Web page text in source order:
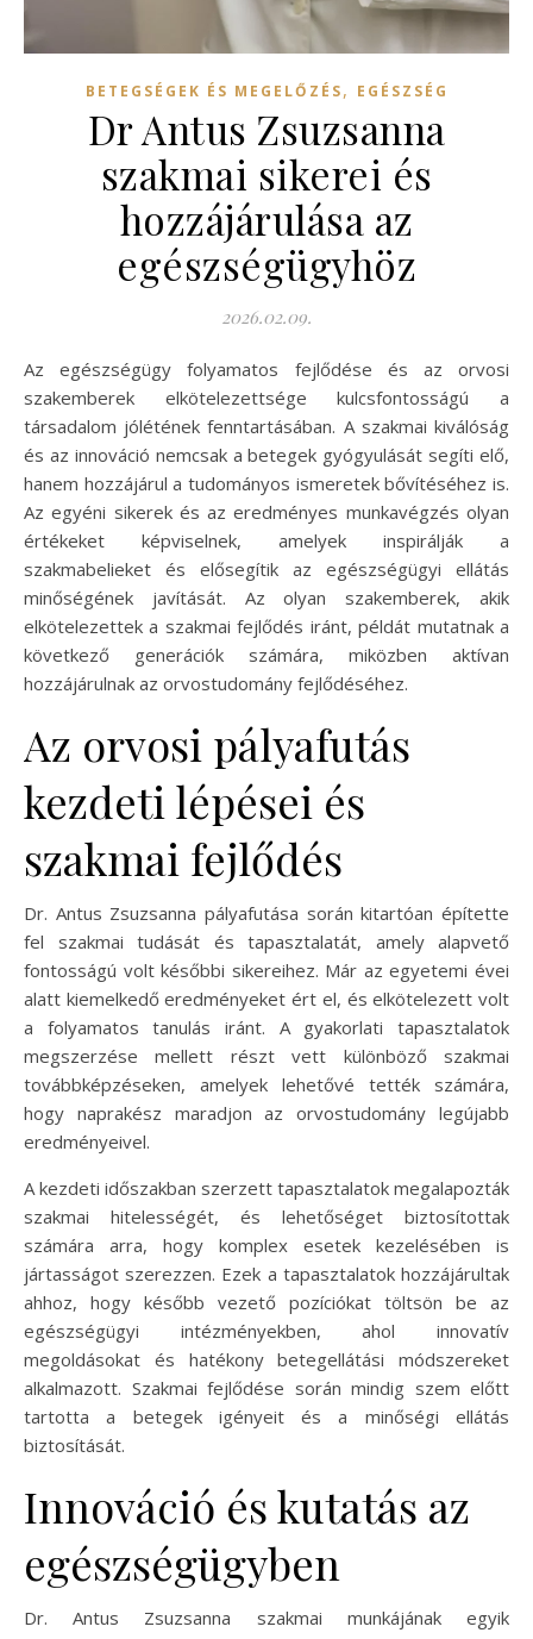
BETEGSÉGEK ÉS MEGELŐZÉS, EGÉSZSÉG
Dr Antus Zsuzsanna
szakmai sikerei és
hozzájárulása az
egészségügyhöz
2026.02.09.
Az egészségügy folyamatos fejlődése és az orvosi
szakemberek elkötelezettsége kulcsfontosságú a
társadalom jólétének fenntartásában. A szakmai kiválóság
és az innováció nemcsak a betegek gyógyulását segíti elő,
hanem hozzájárul a tudományos ismeretek bővítéséhez is.
Az egyéni sikerek és az eredményes munkavégzés olyan
értékeket képviselnek, amelyek inspirálják a
szakmabelieket és elősegítik az egészségügyi ellátás
minőségének javítását. Az olyan szakemberek, akik
elkötelezettek a szakmai fejlődés iránt, példát mutatnak a
következő generációk számára, miközben aktívan
hozzájárulnak az orvostudomány fejlődéséhez.
Az orvosi pályafutás
kezdeti lépései és
szakmai fejlődés
Dr. Antus Zsuzsanna pályafutása során kitartóan építette
fel szakmai tudását és tapasztalatát, amely alapvető
fontosságú volt későbbi sikereihez. Már az egyetemi évei
alatt kiemelkedő eredményeket ért el, és elkötelezett volt
a folyamatos tanulás iránt. A gyakorlati tapasztalatok
megszerzése mellett részt vett különböző szakmai
továbbképzéseken, amelyek lehetővé tették számára,
hogy naprakész maradjon az orvostudomány legújabb
eredményeivel.
A kezdeti időszakban szerzett tapasztalatok megalapozták
szakmai hitelességét, és lehetőséget biztosítottak
számára arra, hogy komplex esetek kezelésében is
jártasságot szerezzen. Ezek a tapasztalatok hozzájárultak
ahhoz, hogy később vezető pozíciókat töltsön be az
egészségügyi intézményekben, ahol innovatív
megoldásokat és hatékony betegellátási módszereket
alkalmazott. Szakmai fejlődése során mindig szem előtt
tartotta a betegek igényeit és a minőségi ellátás
biztosítását.
Innováció és kutatás az
egészségügyben
Dr. Antus Zsuzsanna szakmai munkájának egyik